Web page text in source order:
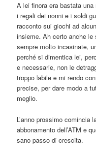
A lei finora era bastata
i regali dei nonni e i soldi
racconto sui giochi ad
insieme. Ah certo anche
sempre molto incasinate,
perché si dimentica lei,
e necessarie, non le
troppo labile e mi rendo
precise, per dare modo a
meglio.
L’anno prossimo comincia
abbonamento dell’ATM e
sano passo di crescita.